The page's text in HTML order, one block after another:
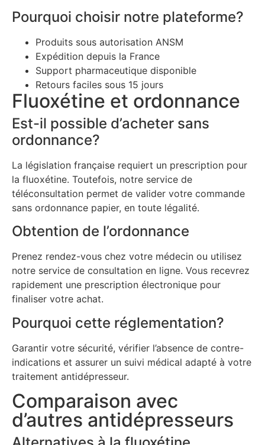
Pourquoi choisir notre plateforme?
Produits sous autorisation ANSM
Expédition depuis la France
Support pharmaceutique disponible
Retours faciles sous 15 jours
Fluoxétine et ordonnance
Est-il possible d’acheter sans
ordonnance?
La législation française requiert un prescription pour
la fluoxétine. Toutefois, notre service de
téléconsultation permet de valider votre commande
sans ordonnance papier, en toute légalité.
Obtention de l’ordonnance
Prenez rendez-vous chez votre médecin ou utilisez
notre service de consultation en ligne. Vous recevrez
rapidement une prescription électronique pour
finaliser votre achat.
Pourquoi cette réglementation?
Garantir votre sécurité, vérifier l’absence de contre-
indications et assurer un suivi médical adapté à votre
traitement antidépresseur.
Comparaison avec
d’autres antidépresseurs